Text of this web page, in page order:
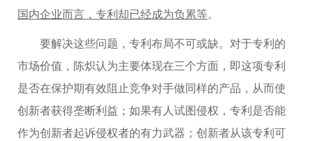
国内企业而言，专利却已经成为负累等。
要解决这些问题，专利布局不可或缺。对于专利的
市场价值，陈炽认为主要体现在三个方面，即这项专利
是否在保护期有效阻止竞争对手做同样的产品，从而使
创新者获得垄断利益；如果有人试图侵权，专利是否能
作为创新者起诉侵权者的有力武器；创新者从该专利可